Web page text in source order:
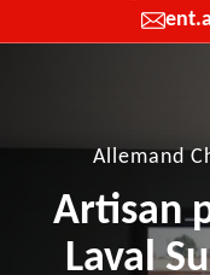
Allemand
Artisan
Laval